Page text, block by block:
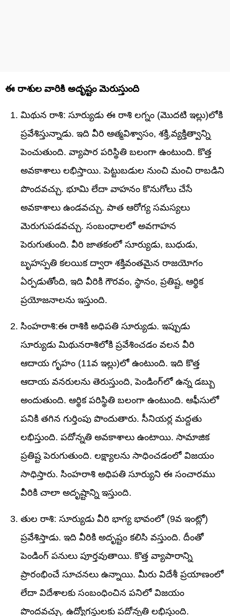
ఈ రాశుల వారికి అదృష్టం మెరుస్తుంది
మిథున రాశి: సూర్యుడు ఈ రాశి లగ్నం (మొదటి ఇల్లు)లోకి
ప్రవేశిస్తున్నాడు. ఇది వీరి ఆత్మవిశ్వాసం, శక్తి,వ్యక్తిత్వాన్ని
పెంచుతుంది. వ్యాపార పరిస్థితి బలంగా ఉంటుంది. కొత్త
అవకాశాలు లభిస్తాయి. పెట్టుబడుల నుంచి మంచి రాబడిని
పొందవచ్చు. భూమి లేదా వాహనం కొనుగోలు చేసే
అవకాశాలు ఉండవచ్చు. పాత ఆరోగ్య సమస్యలు
మెరుగుపడవచ్చు. సంబంధాలలో అవగాహన
పెరుగుతుంది. వీరి జాతకంలో సూర్యుడు, బుధుడు,
బృహస్పతి కలయిక ద్వారా శక్తివంతమైన రాజయోగం
ఏర్పడుతోంది, ఇది వీరికి గౌరవం, స్థానం, ప్రతిష్ట, ఆర్థిక
ప్రయోజనాలను ఇస్తుంది.
సింహరాశి:ఈ రాశికి అధిపతి సూర్యుడు. ఇప్పుడు
సూర్యుడు మిథునరాశిలోకి ప్రవేశించడం వలన వీరి
ఆదాయ గృహం (11వ ఇల్లు)లో ఉంటుంది. ఇది కొత్త
ఆదాయ వనరులను తెరుస్తుంది, పెండింగ్‌లో ఉన్న డబ్బు
అందుతుంది. ఆర్థిక పరిస్థితి బలంగా ఉంటుంది. ఆఫీసులో
పనికి తగిన గుర్తింపు పొందుతారు. సీనియర్ల మద్దతు
లభిస్తుంది. పదోన్నతి అవకాశాలు ఉంటాయి. సామాజిక
ప్రతిష్ట పెరుగుతుంది. లక్ష్యాలను సాధించడంలో విజయం
సాధిస్తారు. సింహరాశి అధిపతి సూర్యుని ఈ సంచారము
వీరికి చాలా అదృష్టాన్ని ఇస్తుంది.
తుల రాశి: సూర్యుడు వీరి భాగ్య భావంలో (9వ ఇంట్లో)
ప్రవేశిస్తాడు. ఇది వీరికి అదృష్టం కలిసి వస్తుంది. దీంతో
పెండింగ్ పనులు పూర్తవుతాయి. కొత్త వ్యాపారాన్ని
ప్రారంభించే సూచనలు ఉన్నాయి. మీరు విదేశీ ప్రయాణంలో
లేదా విదేశాలకు సంబంధించిన పనిలో విజయం
పొందవచ్చు. ఉద్యోగస్థులకు పదోన్నతి లభిస్తుంది.